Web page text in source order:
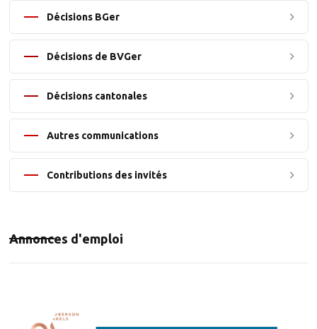
Décisions BGer
Décisions de BVGer
Décisions cantonales
Autres communications
Contributions des invités
Annonces d'emploi